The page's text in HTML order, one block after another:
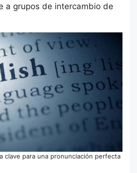
a grupos de intercambio de
clave para una pronunciación perfecta